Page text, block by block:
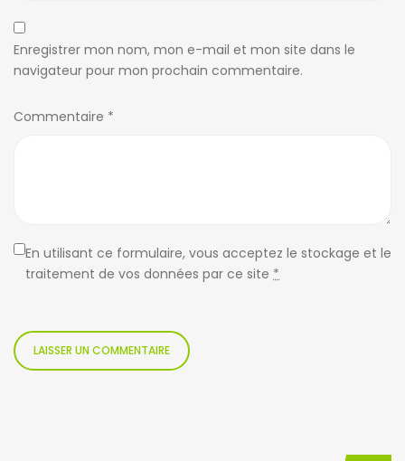
Enregistrer mon nom, mon e-mail et mon site dans le
navigateur pour mon prochain commentaire.
Commentaire *
En utilisant ce formulaire, vous acceptez le stockage et le
traitement de vos données par ce site *